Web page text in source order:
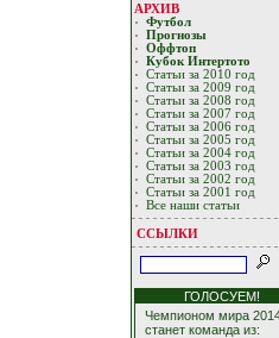
АРХИВ
Футбол
Прогнозы
Оффтоп
Кубoк Интертoтo
Статьи за 2010 год
Статьи за 2009 год
Статьи за 2008 год
Статьи за 2007 год
Статьи за 2006 год
Статьи за 2005 год
Статьи за 2004 год
Статьи за 2003 год
Статьи за 2002 год
Статьи за 2001 год
Все наши статьи
ССЫЛКИ
ГОЛОСУЕМ!
Чемпионом мира
станет команда из: